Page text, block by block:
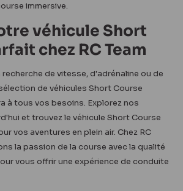
immersive.
véhicule Short
chez RC Team
recherche de vitesse, d'adrénaline ou de
de véhicules Short Course
à tous vos besoins. Explorez nos
et trouvez le véhicule Short Course
vos aventures en plein air. Chez RC
la passion de la course avec la qualité
vous offrir une expérience de conduite